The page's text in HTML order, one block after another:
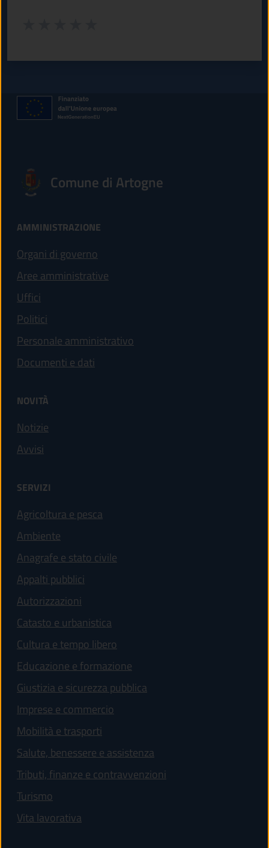
Comune di Artogne
AMMINISTRAZIONE
Organi di governo
Aree amministrative
Uffici
Politici
Personale amministrativo
Documenti e dati
NOVITÀ
Notizie
Avvisi
SERVIZI
Agricoltura e pesca
Ambiente
Anagrafe e stato civile
Appalti pubblici
Autorizzazioni
Catasto e urbanistica
Cultura e tempo libero
Educazione e formazione
Giustizia e sicurezza pubblica
Imprese e commercio
Mobilità e trasporti
Salute, benessere e assistenza
Tributi, finanze e contravvenzioni
Turismo
Vita lavorativa